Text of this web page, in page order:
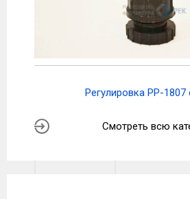
Регулировка PP-1807
Смотреть всю